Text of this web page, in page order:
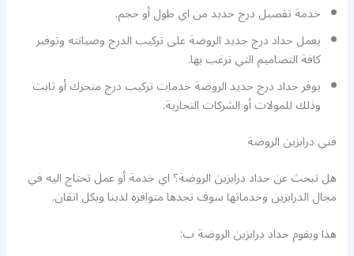
خدمة تفصيل درج حديد من اي طول أو حجم.
يعمل حداد درج حديد الروضة على تركيب الدرج وصيانته وتوفير
كافة التصاميم التي ترغب بها.
يوفر حداد درج حديد الروضة خدمات تركيب درج متحرك أو ثابت
وذلك للمولات أو الشركات التجارية.
فني درابزين الروضة
هل تبحث عن حداد درابزين الروضة؟ اي خدمة أو عمل تحتاج اليه في
مجال الدرابزين وخدماتها سوف تجدها متوافرة لدينا وبكل اتقان.
هذا ويقوم حداد درابزين الروضة ب: